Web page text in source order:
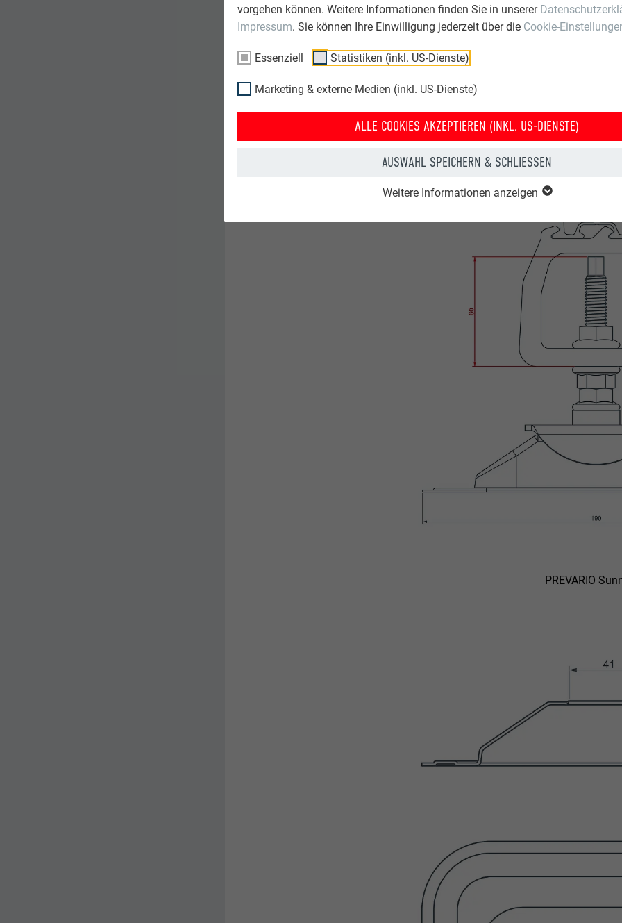
vorgehen können. Weitere Informationen finden Sie in unserer
Impressum. Sie können Ihre Einwilligung jederzeit über die Cookie-
Essenziell Statistiken (inkl. US-Dienste)
Marketing & externe Medien (inkl. US-Dienste)
ALLE COOKIES AKZEPTIEREN (INKL. US-DIENSTE)
AUSWAHL SPEICHERN & SCHLIESSEN
Weitere Informationen anzeigen
Benötigtes Zubehör Spezialklebeset
PREVARIO